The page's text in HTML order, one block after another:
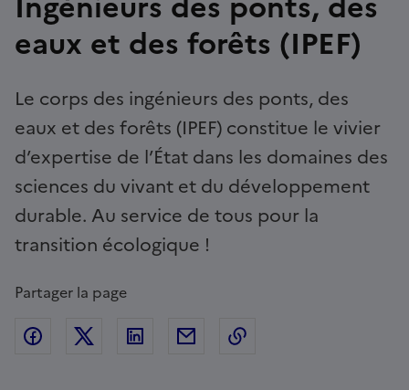
eaux et des forêts (IPEF)
Le corps des ingénieurs des ponts, des
eaux et des forêts (IPEF) constitue le vivier
d’expertise de l’État dans les domaines des
sciences du vivant et du développement
durable. Au service de tous pour la
transition écologique !
Partager la page
Partager sur Facebook
Partager sur Twitter
Partager sur Linkedin
Partager par Email